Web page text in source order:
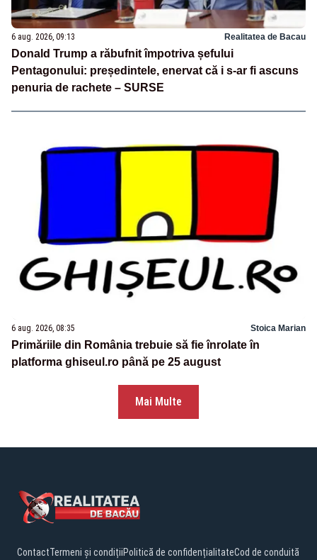
6 aug. 2026, 09:13 Realitatea de Bacau
Donald Trump a răbufnit împotriva șefului
Pentagonului: președintele, enervat că i s-ar fi ascuns
penuria de rachete – SURSE
6 aug. 2026, 08:35 Stoica Marian
Primăriile din România trebuie să fie înrolate în
platforma ghiseul.ro până pe 25 august
Mai Multe
ContactTermeni și condițiiPolitică de confidențialitateCod de conduită